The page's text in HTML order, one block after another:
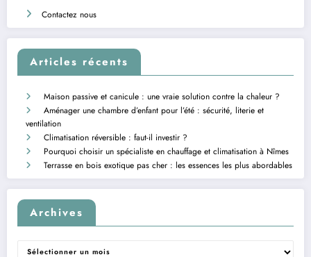
Contactez nous
Articles récents
Maison passive et canicule : une vraie solution contre la chaleur ?
Aménager une chambre d’enfant pour l’été : sécurité, literie et
ventilation
Climatisation réversible : faut-il investir ?
Pourquoi choisir un spécialiste en chauffage et climatisation à Nîmes
Terrasse en bois exotique pas cher : les essences les plus abordables
Archives
Archives